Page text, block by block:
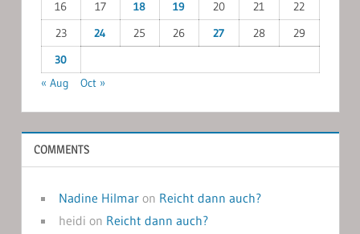
16
17 18 19 20 21
22
23
24 25 26 27 28
29
30
« Aug
Oct »
COMMENTS
Nadine Hilmaron Reicht dann auch?
heidi on Reicht dann auch?